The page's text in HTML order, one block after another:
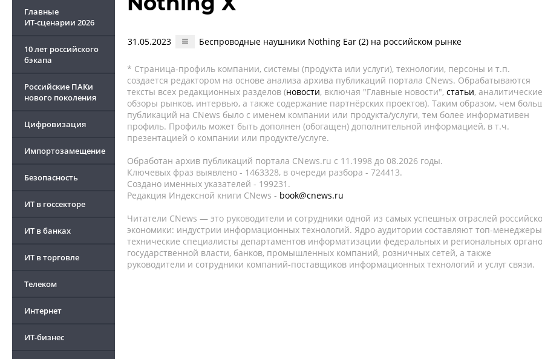
Главные
ИТ-сценарии 2026
10 лет российского
бэкапа
Российские ПАКи
нового поколения
Цифровизация
Импортозамещение
Безопасность
ИТ в госсекторе
ИТ в банках
ИТ в торговле
Телеком
Интернет
ИТ-бизнес
31.05.2023 Беспроводные наушники Nothing Ear (2) на российском рынке
* Страница-профиль компании, системы (продукта или услуги), технологии, персоны и т.п.
создается редактором на основе анализа архива публикаций портала CNews. Обрабатываются
тексты всех редакционных разделов (новости, включая "Главные новости", статьи, аналитические
обзоры рынков, интервью, а также содержание партнёрских проектов). Таким образом, чем
публикаций на CNews было с именем компании или продукта/услуги, тем более информативен
профиль. Профиль может быть дополнен (обогащен) дополнительной информацией, в т.ч.
презентацией о компании или продукте/услуге.
Обработан архив публикаций портала CNews.ru c 11.1998 до 08.2026 годы.
Ключевых фраз выявлено - 1463328, в очереди разбора - 724413.
Создано именных указателей - 199231.
Редакция Индексной книги CNews - book@cnews.ru
Читатели CNews — это руководители и сотрудники одной из самых успешных отраслей
экономики: индустрии информационных технологий. Ядро аудитории составляют топ-
технические специалисты департаментов информатизации федеральных и региональных
государственной власти, банков, промышленных компаний, розничных сетей, а также
руководители и сотрудники компаний-поставщиков информационных технологий и услуг связи.